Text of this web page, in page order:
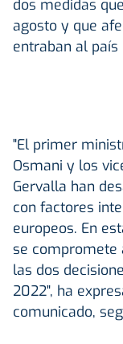
dos medidas
agosto y que
entraban al país
"El primer
Osmani y los
Gervalla han
con factores
europeos. En
se compromete
las dos
2022", ha
comunicado,